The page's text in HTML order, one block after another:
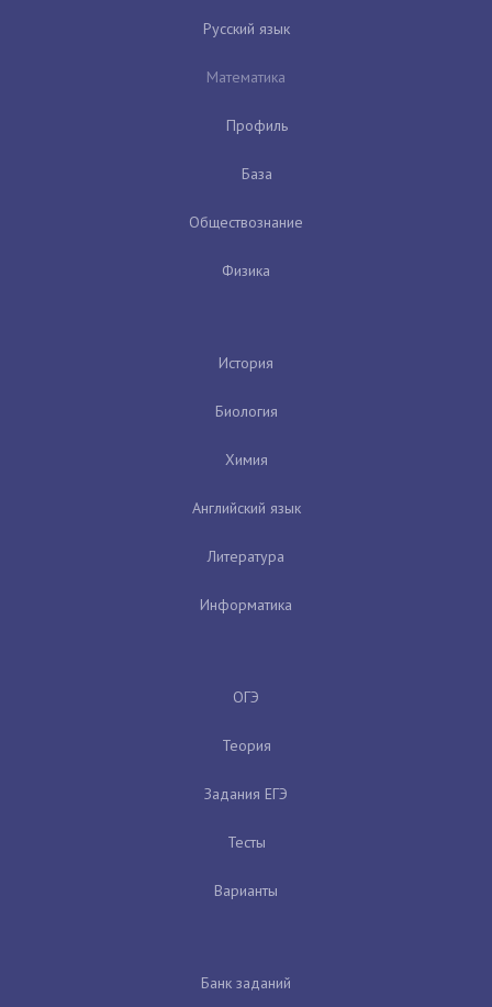
Русский язык
Математика
Профиль
База
Обществознание
Физика
История
Биология
Химия
Английский язык
Литература
Информатика
ОГЭ
Теория
Задания ЕГЭ
Тесты
Варианты
Банк заданий